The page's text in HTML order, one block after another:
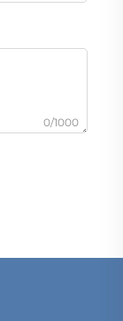
0/1000